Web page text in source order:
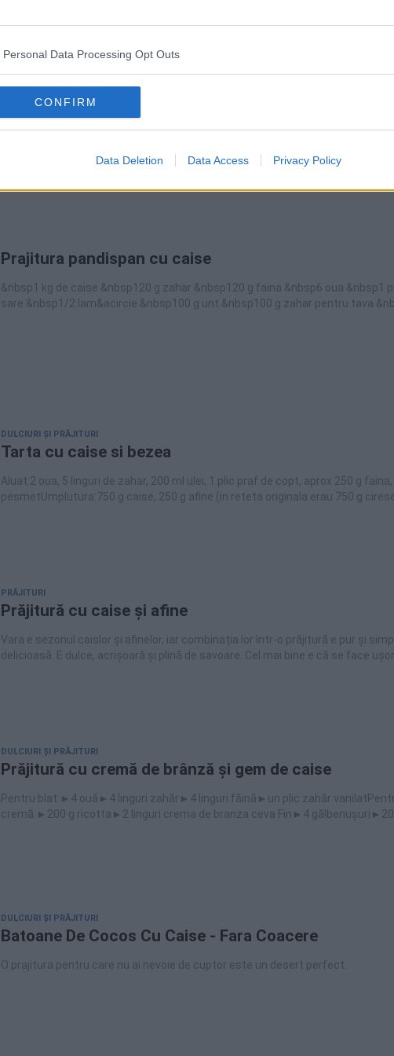
Personal Data Processing Opt Outs
CONFIRM
Data Deletion Data Access Privacy Policy
Tort la rece cu caise si dulceata
smantana, 5-6 linguri dulceata de cirese salbatice (sau dupa preferinta), un
gelatinacrema portocalie:150 g smantana, 200 ml nectar de caise, un plic de
Prajitura pandispan cu caise
&nbsp1 kg de caise &nbsp120 g zahar &nbsp120 g faina &nbsp6 oua &nbsp1
sare &nbsp1/2 lam&acircie &nbsp100 g unt &nbsp100 g zahar pentru tava
DULCIURI ȘI PRĂJITURI
Tarta cu caise si bezea
Aluat:2 oua, 5 linguri de zahar, 200 ml ulei, 1 plic praf de copt, aprox 250 g faina,
pesmetUmplutura:750 g caise, 250 g afine (in reteta originala erau 750 g
PRĂJITURI
Prăjitură cu caise și afine
Vara e sezonul caislor și afinelor, iar combinația lor într-o prăjitură e pur și
delicioasă. E dulce, acrișoară și plină de savoare. Cel mai bine e că se face ușor
DULCIURI ȘI PRĂJITURI
Prăjitură cu cremă de brânză şi gem de caise
Pentru blat:►4 ouă►4 linguri zahăr►4 linguri făină►un plic zahăr
cremă:►200 g ricotta►2 linguri crema de branza ceva Fin►4
DULCIURI ȘI PRĂJITURI
Batoane De Cocos Cu Caise - Fara Coacere
O prajitura pentru care nu ai nevoie de cuptor este un desert perfect.